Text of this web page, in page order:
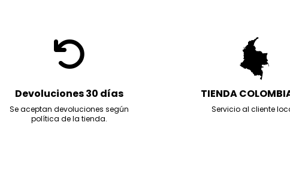
Devoluciones 30 días
Se aceptan devoluciones según
política de la tienda.
TIENDA
Servicio al cliente